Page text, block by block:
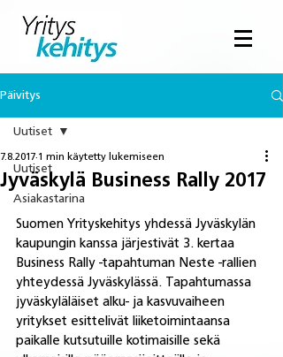
Päivitys
Uutiset
Asiakastarina
Uutiset
Jyväskylä Business Rally 2017
7.8.2017 1 min käytetty lukemiseen
Suomen Yrityskehitys yhdessä Jyväskylän
kaupungin kanssa järjestivät 3. kertaa
Business Rally -tapahtuman Neste -rallien
yhteydessä Jyväskylässä. Tapahtumassa
jyväskyläläiset alku- ja kasvuvaiheen
yritykset esittelivät liiketoimintaansa
paikalle kutsutuille kotimaisille sekä